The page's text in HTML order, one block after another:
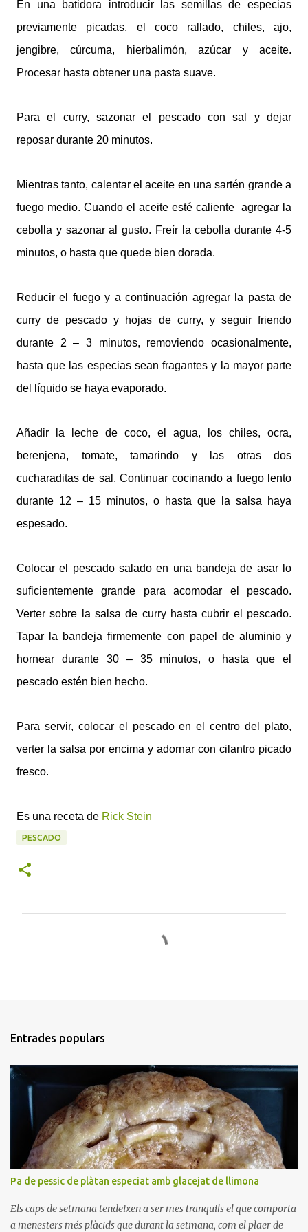
En una batidora introducir las semillas de especias
previamente picadas, el coco rallado, chiles, ajo,
jengibre, cúrcuma, hierbalimón, azúcar y aceite.
Procesar hasta obtener una pasta suave.
Para el curry, sazonar el pescado con sal y dejar
reposar durante 20 minutos.
Mientras tanto, calentar el aceite en una sartén grande a
fuego medio. Cuando el aceite esté caliente agregar la
cebolla y sazonar al gusto. Freír la cebolla durante 4-5
minutos, o hasta que quede bien dorada.
Reducir el fuego y a continuación agregar la pasta de
curry de pescado y hojas de curry, y seguir friendo
durante 2 – 3 minutos, removiendo ocasionalmente,
hasta que las especias sean fragantes y la mayor parte
del líquido se haya evaporado.
Añadir la leche de coco, el agua, los chiles, ocra,
berenjena, tomate, tamarindo y las otras dos
cucharaditas de sal. Continuar cocinando a fuego lento
durante 12 – 15 minutos, o hasta que la salsa haya
espesado.
Colocar el pescado salado en una bandeja de asar lo
suficientemente grande para acomodar el pescado.
Verter sobre la salsa de curry hasta cubrir el pescado.
Tapar la bandeja firmemente con papel de aluminio y
hornear durante 30 – 35 minutos, o hasta que el
pescado estén bien hecho.
Para servir, colocar el pescado en el centro del plato,
verter la salsa por encima y adornar con cilantro picado
fresco.
Es una receta de Rick Stein
PESCADO
t
r
Entrades populars
Pa de pessic de plàtan especiat amb glacejat de llimona
Els caps de setmana tendeixen a ser mes tranquils el que comporta
a menesters més plàcids que durant la setmana, com el plaer de